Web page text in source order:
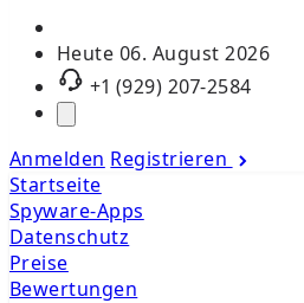
Heute 06. August 2026
+1 (929) 207-2584
Anmelden Registrieren
Startseite
Spyware-Apps
Datenschutz
Preise
Bewertungen